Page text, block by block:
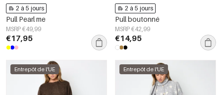
2 à 5 jours
Pull Pearl me
MSRP €49,99
€17,95
2 à 5 jours
Pull boutonné
MSRP €42,99
€14,95
Entrepôt de l'UE Entrepôt de l'UE